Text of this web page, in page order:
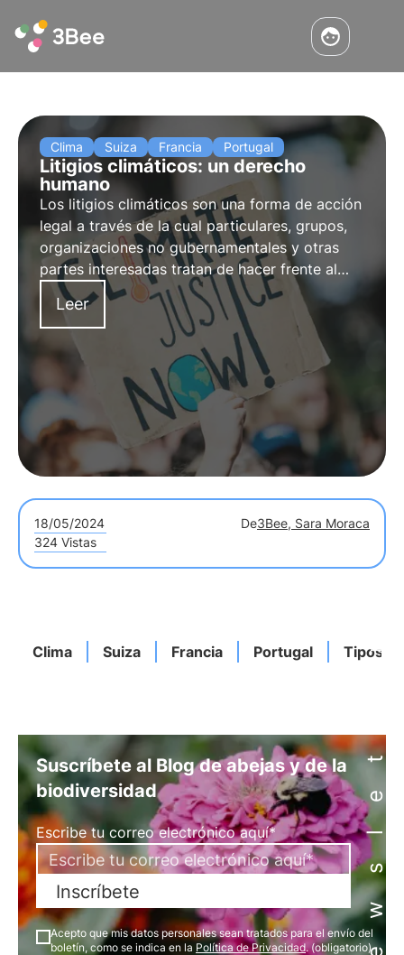
Clima Suiza Francia Portugal
Litigios climáticos: un derecho
humano
Los litigios climáticos son una forma de acción
legal a través de la cual particulares, grupos,
organizaciones no gubernamentales y otras
partes interesadas tratan de hacer frente al
cambio climático a través de los tribunales. Se
trata de exigir responsabilidades por daños
medioambientales y climáticos.
Leer
18/05/2024 De3Bee, Sara Moraca
324 Vistas
Clima Suiza Francia Portugal Tipos
Newsletter
Suscríbete al Blog de abejas y de la
biodiversidad
Escribe tu correo electrónico aquí*
Inscríbete
Acepto que mis datos personales sean tratados para el envío del
boletín, como se indica en la Política de Privacidad. (obligatorio)